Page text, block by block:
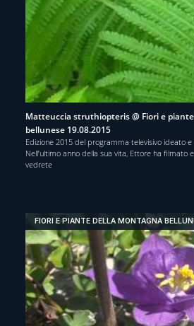
Matteuccia struthiopteris @ Fiori e
bellunese 19.08.2015
Edizione 2015 del programma televisivo ideato
Nell’ultimo anno della sua vita, Ettore ha filmato
vedrete
FIORI E PIANTE DELLA MONTAGNA